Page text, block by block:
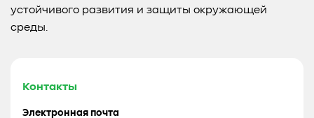
устойчивого развития и защиты окружающей
среды.
Контакты
Электронная почта